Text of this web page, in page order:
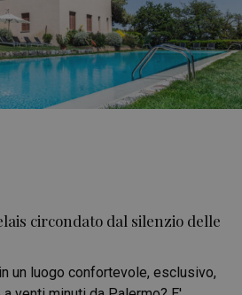
circondato dal silenzio delle
un luogo confortevole, esclusivo,